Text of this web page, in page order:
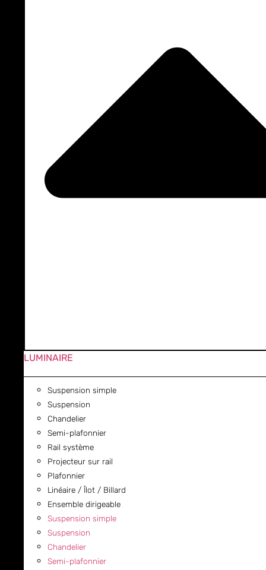
LUMINAIRE
Suspension simple
Suspension
Chandelier
Semi-plafonnier
Rail système
Projecteur sur rail
Plafonnier
Linéaire / Îlot / Billard
Ensemble dirigeable
Suspension simple
Suspension
Chandelier
Semi-plafonnier